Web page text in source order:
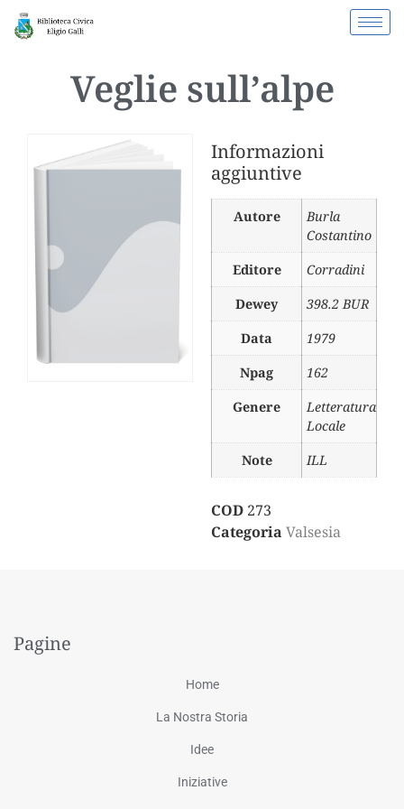
Veglie sull’alpe
Informazioni
aggiuntive
Autore
Burla
Costantino
Editore
Corradini
Dewey
398.2 BUR
Data
1979
Npag
162
Genere
Letteratura
Locale
Note
ILL
COD 273
Categoria Valsesia
Pagine
Home
La Nostra Storia
Idee
Iniziative